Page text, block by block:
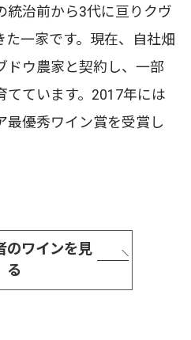
統治前から3代に亘りクヴ
一家です。現在、自社畑
ドウ農家と契約し、一部
てています。2017年には
最優秀ワイン賞を受賞し
のワインを見
る